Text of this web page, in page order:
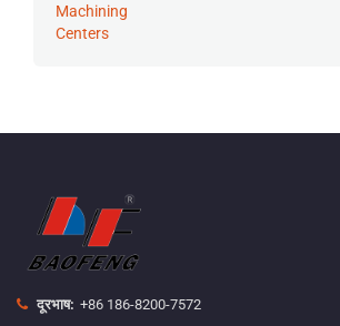
दूरभाष: +86 186-8200-7572